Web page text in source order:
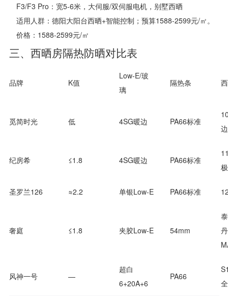
F3/F3 Pro：宽5-6米，大伺服/双伺服电机，别墅西晒
适用人群：德阳大阳台西晒+智能控制；预算1588-2599元/㎡。
价格：1588-2599元/㎡
三、西晒房隔热防晒对比表
品牌 K值
Low-E/玻
璃
隔热条
觅简时光 低 4SG暖边 PA66标准
边
纪房希 ≤1.8 4SG暖边 PA66标准
圣罗兰126 ≈2.2 单银Low-E PA66标准
奢庭 ≤1.8 夹胶Low-E 54mm
风神一号 —
超白
6+20A+6
PA66